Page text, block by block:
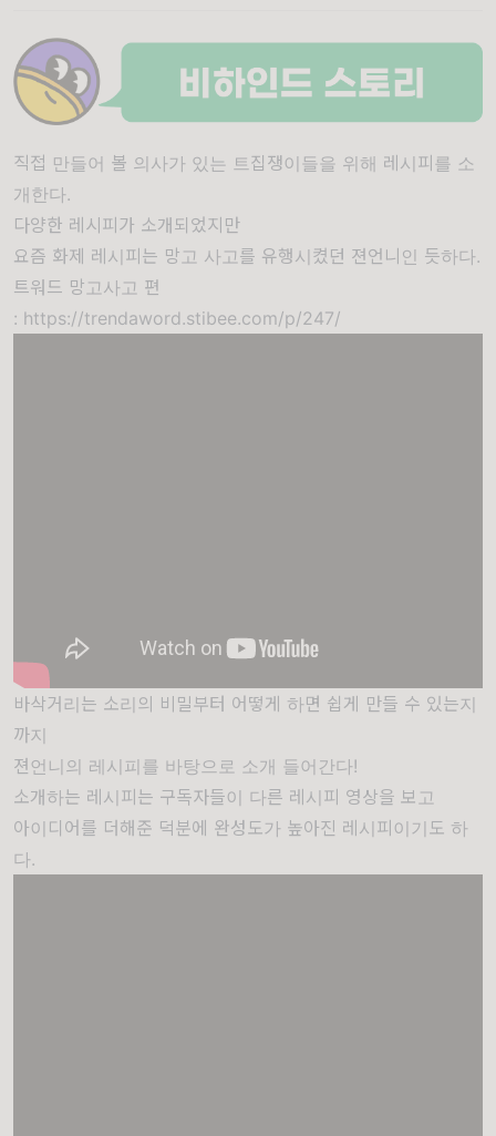
직접 만들어 볼 의사가 있는 트집쟁이들을 위해 레시피를 소
개한다.
다양한 레시피가 소개되었지만
요즘 화제 레시피는 망고 사고를 유행시켰던 젼언니인 듯하다.
트워드 망고사고 편
: https://trendaword.stibee.com/p/247/
바삭거리는 소리의 비밀부터 어떻게 하면 쉽게 만들 수 있는지
까지
젼언니의 레시피를 바탕으로 소개 들어간다!
소개하는 레시피는 구독자들이 다른 레시피 영상을 보고
아이디어를 더해준 덕분에 완성도가 높아진 레시피이기도 하
다.